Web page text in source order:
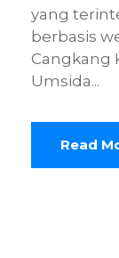
yang
berbasis
Cangkang
Umsida...
Read